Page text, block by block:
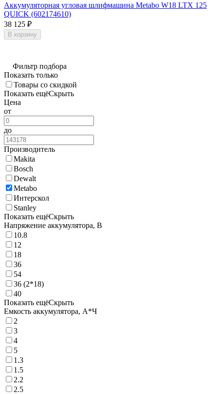
Аккумуляторная угловая шлифмашина Metabo W18 LTX 125
QUICK (602174610)
38 125 ₽
В корзину
Фильтр подбора
Показать только
Товары со скидкой
Показать ещёСкрыть
Цена
от
до
Производитель
Makita
Bosch
Dewalt
Metabo
Интерскол
Stanley
Показать ещёСкрыть
Напряжение аккумулятора, В
10.8
12
18
36
54
36 (2*18)
40
Показать ещёСкрыть
Емкость аккумулятора, А*Ч
2
3
4
5
1.3
1.5
2.2
2.5